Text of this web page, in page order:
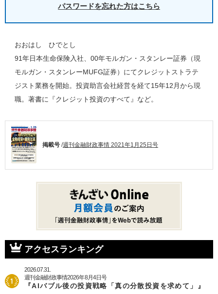
パスワードを忘れた方はこちら
おおはし ひでとし
91年日本生命保険入社、00年モルガン・スタンレー証券（現
モルガン・スタンレーMUFG証券）にてクレジットストラテ
ジスト業務を開始。投資助言会社経営を経て15年12月から現
職。著書に『クレジット投資のすべて』など。
掲載号 /週刊金融財政事情 2021年1月25日号
アクセスランキング
2026.07.31.
週刊金融財政事情2026年8月4日号
『AIバブル後の投資戦略「真の分散投資を求めて」』